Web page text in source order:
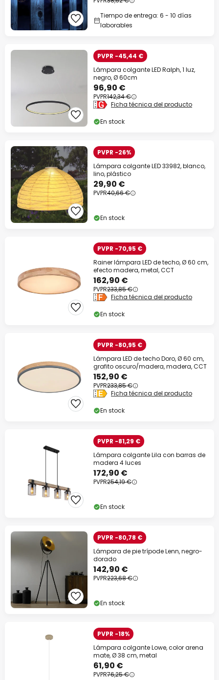
Tiempo de entrega: 6 - 10 días
laborables
PVPR -45,44 €
Lámpara colgante LED Ralph, 1 luz,
negro, Ø 60cm
96,90 €
PVPR142,34 €
Ficha técnica del producto
En stock
PVPR -26%
Lámpara colgante LED 33982, blanco,
lino, plástico
29,90 €
PVPR40,66 €
En stock
PVPR -70,95 €
Rainer lámpara LED de techo, Ø 60 cm,
efecto madera, metal, CCT
162,90 €
PVPR233,85 €
Ficha técnica del producto
En stock
PVPR -80,95 €
Lámpara LED de techo Doro, Ø 60 cm,
grafito oscuro/madera, madera, CCT
152,90 €
PVPR233,85 €
Ficha técnica del producto
En stock
PVPR -81,29 €
Lámpara colgante Lila con barras de
madera 4 luces
172,90 €
PVPR254,19 €
En stock
PVPR -80,78 €
Lámpara de pie trípode Lenn, negro-
dorado
142,90 €
PVPR223,68 €
En stock
PVPR -18%
Lámpara colgante Lowe, color arena
mate, Ø 38 cm, metal
61,90 €
PVPR76,25 €